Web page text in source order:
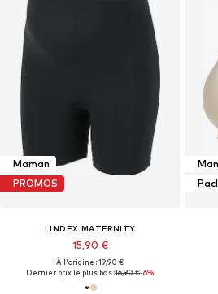
Maman
PROMOS
LINDEX MATERNITY
15,90 €
À l'origine : 19,90 €
Dernier prix le plus bas :16,90 €-6%